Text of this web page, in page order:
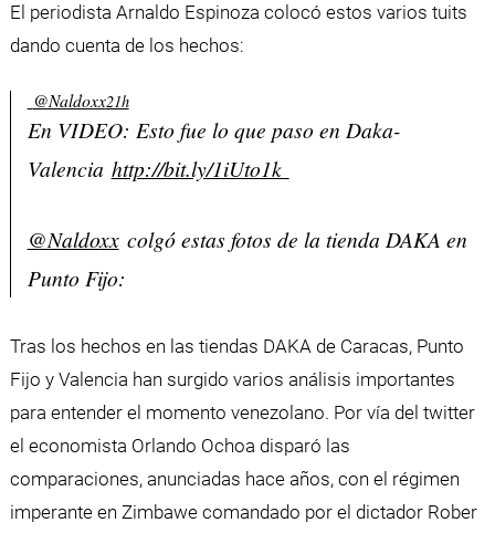
El periodista Arnaldo Espinoza colocó estos varios tuits
dando cuenta de los hechos:
‏@Naldoxx21h
En VIDEO: Esto fue lo que paso en Daka-
Valencia http://bit.ly/1iUto1k
@Naldoxxcolgó estas fotos de la tienda DAKA en
Punto Fijo:
Tras los hechos en las tiendas DAKA de Caracas, Punto
Fijo y Valencia han surgido varios análisis importantes
para entender el momento venezolano. Por vía del twitter
el economista Orlando Ochoa disparó las
comparaciones, anunciadas hace años, con el régimen
imperante en Zimbawe comandado por el dictador Rober